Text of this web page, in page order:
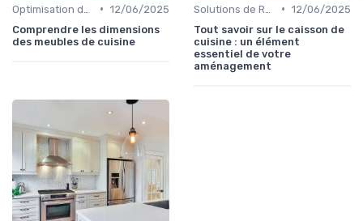
• 12/06/2025
Comprendre les dimensions
des meubles de cuisine
• 12/06/2025
Tout savoir sur le caisson de
cuisine : un élément
essentiel de votre
aménagement